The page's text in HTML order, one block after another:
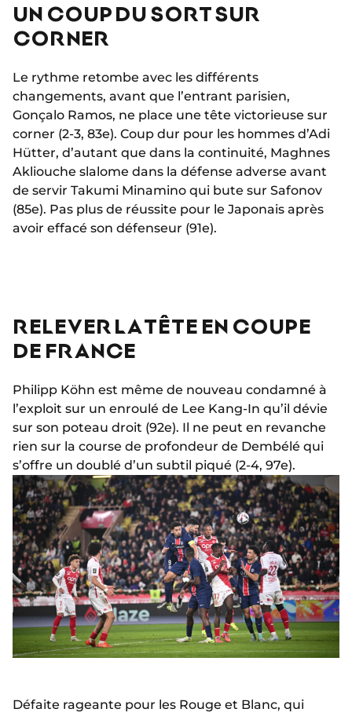
UN COUP DU SORT SUR
CORNER
Le rythme retombe avec les différents
changements, avant que l’entrant parisien,
Gonçalo Ramos, ne place une tête victorieuse sur
corner (2-3, 83e). Coup dur pour les hommes d’Adi
Hütter, d’autant que dans la continuité, Maghnes
Akliouche slalome dans la défense adverse avant
de servir Takumi Minamino qui bute sur Safonov
(85e). Pas plus de réussite pour le Japonais après
avoir effacé son défenseur (91e).
RELEVER LA TÊTE EN COUPE
DE FRANCE
Philipp Köhn est même de nouveau condamné à
l’exploit sur un enroulé de Lee Kang-In qu’il dévie
sur son poteau droit (92e). Il ne peut en revanche
rien sur la course de profondeur de Dembélé qui
s’offre un doublé d’un subtil piqué (2-4, 97e).
Défaite rageante pour les Rouge et Blanc, qui